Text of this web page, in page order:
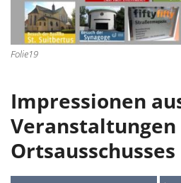
Folie19
Impressionen
Veranstaltungen
Ortsausschusses